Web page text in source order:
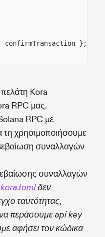
};
Kora
RPC μας.
RPC με
χρησιμοποιήσουμε
συναλλαγών
συναλλαγών
kora.tomlδεν
ταυτότητας,
να περάσουμε api key
αφήσει τον κώδικα